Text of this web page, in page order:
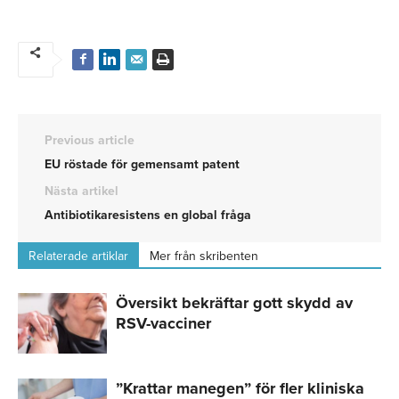
Previous article
EU röstade för gemensamt patent
Nästa artikel
Antibiotikaresistens en global fråga
Relaterade artiklar Mer från skribenten
Översikt bekräftar gott skydd av
RSV-vacciner
”Krattar manegen” för fler kliniska